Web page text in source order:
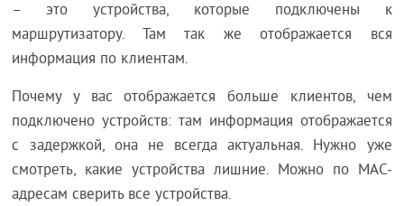
– это устройства, которые подключены к
маршрутизатору. Там так же отображается вся
информация по клиентам.
Почему у вас отображается больше клиентов, чем
подключено устройств: там информация отображается
с задержкой, она не всегда актуальная. Нужно уже
смотреть, какие устройства лишние. Можно по MAC-
адресам сверить все устройства.